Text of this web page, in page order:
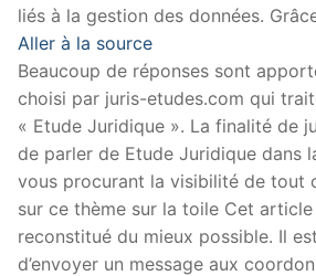
liés à la gestion des données.
Aller à la source
Beaucoup de réponses sont
choisi par juris-etudes.com qui
« Etude Juridique ». La finalité de
de parler de Etude Juridique dans
vous procurant la visibilité de tout
sur ce thème sur la toile Cet
reconstitué du mieux possible. Il
d’envoyer un message aux